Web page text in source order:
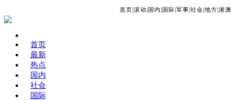
首页 滚动 国内 国际 军事 社会 地方 港澳
首页
最新
热点
国内
社会
国际